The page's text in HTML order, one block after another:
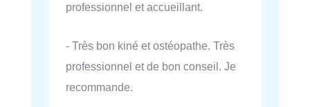
professionnel et accueillant.
- Très bon kiné et ostéopathe. Très
professionnel et de bon conseil. Je
recommande.